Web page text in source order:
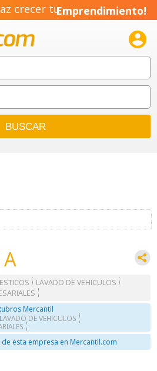
crecer tuEmprendimiento!

LAVADO DE VEHICULOS
Mercantil
LAVADO DE VEHICULOS
esta empresa en Mercantil.com